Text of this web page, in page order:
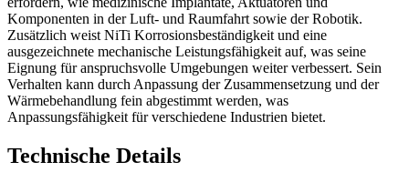
Komponenten in der Luft- und Raumfahrt sowie der Robotik.
Zusätzlich weist NiTi Korrosionsbeständigkeit und eine
ausgezeichnete mechanische Leistungsfähigkeit auf, was seine
Eignung für anspruchsvolle Umgebungen weiter verbessert. Sein
Verhalten kann durch Anpassung der Zusammensetzung und der
Wärmebehandlung fein abgestimmt werden, was
Anpassungsfähigkeit für verschiedene Industrien bietet.
Technische Details